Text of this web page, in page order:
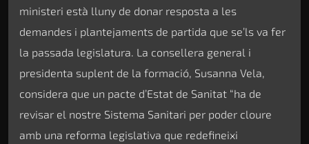
ministeri està lluny de donar resposta a les
demandes i plantejaments de partida que se’ls va fer
la passada legislatura. La consellera general i
presidenta suplent de la formació, Susanna Vela,
considera que un pacte d’Estat de Sanitat “ha de
revisar el nostre Sistema Sanitari per poder cloure
amb una reforma legislativa que redefineixi